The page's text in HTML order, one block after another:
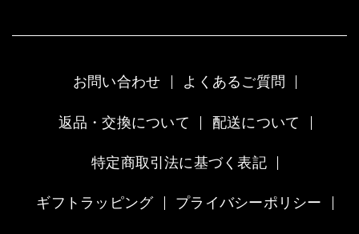
お問い合わせ よくあるご質問
返品・交換について 配送について
特定商取引法に基づく表記
ギフトラッピング プライバシーポリシー